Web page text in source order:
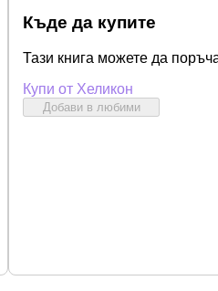
Къде да купите
Тази книга можете да
Купи от Хеликон
Добави в любими